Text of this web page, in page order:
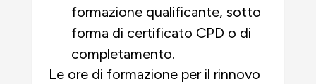
formazione qualificante, sotto
forma di certificato CPD o di
completamento.
Le ore di formazione per il rinnovo